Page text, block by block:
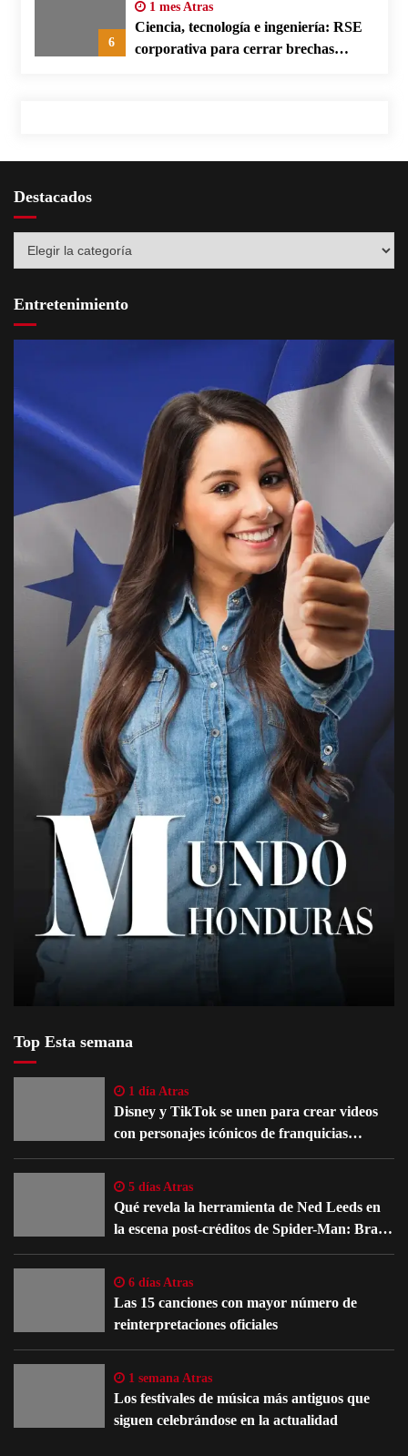
6
1 mes Atras
Ciencia, tecnología e ingeniería: RSE
corporativa para cerrar brechas
Destacados
Entretenimiento
Top Esta semana
1 día Atras
Disney y TikTok se unen para crear videos
con personajes icónicos de franquicias
famosas
5 días Atras
Qué revela la herramienta de Ned Leeds en
la escena post-créditos de Spider-Man: Brand
New Day
6 días Atras
Las 15 canciones con mayor número de
reinterpretaciones oficiales
1 semana Atras
Los festivales de música más antiguos que
siguen celebrándose en la actualidad